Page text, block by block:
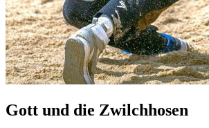
Gott und die Zwilchhosen